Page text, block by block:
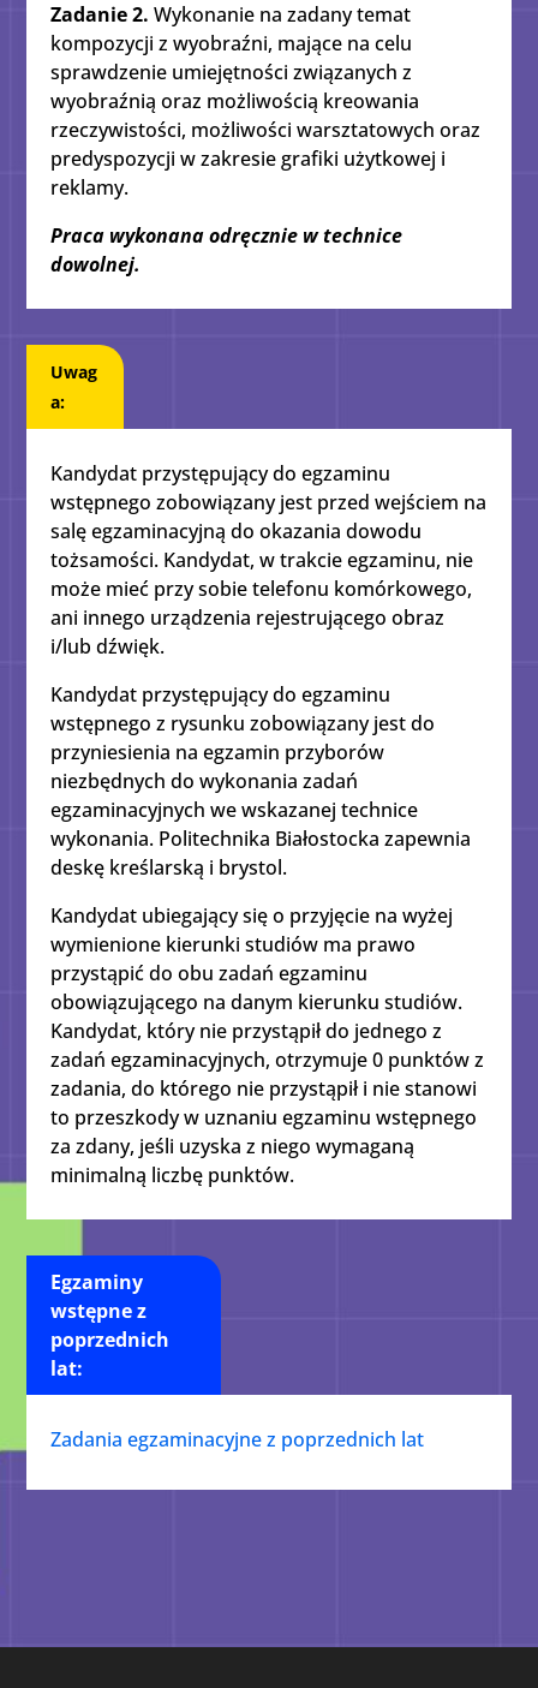
Zadanie 2. Wykonanie na zadany temat
kompozycji z wyobraźni, mające na celu
sprawdzenie umiejętności związanych z
wyobraźnią oraz możliwością kreowania
rzeczywistości, możliwości warsztatowych oraz
predyspozycji w zakresie grafiki użytkowej i
reklamy.
Praca wykonana odręcznie w technice
dowolnej.
Uwag
a:
Kandydat przystępujący do egzaminu
wstępnego zobowiązany jest przed wejściem na
salę egzaminacyjną do okazania dowodu
tożsamości. Kandydat, w trakcie egzaminu, nie
może mieć przy sobie telefonu komórkowego,
ani innego urządzenia rejestrującego obraz
i/lub dźwięk.
Kandydat przystępujący do egzaminu
wstępnego z rysunku zobowiązany jest do
przyniesienia na egzamin przyborów
niezbędnych do wykonania zadań
egzaminacyjnych we wskazanej technice
wykonania. Politechnika Białostocka zapewnia
deskę kreślarską i brystol.
Kandydat ubiegający się o przyjęcie na wyżej
wymienione kierunki studiów ma prawo
przystąpić do obu zadań egzaminu
obowiązującego na danym kierunku studiów.
Kandydat, który nie przystąpił do jednego z
zadań egzaminacyjnych, otrzymuje 0 punktów z
zadania, do którego nie przystąpił i nie stanowi
to przeszkody w uznaniu egzaminu wstępnego
za zdany, jeśli uzyska z niego wymaganą
minimalną liczbę punktów.
Egzaminy
wstępne z
poprzednich
lat:
Zadania egzaminacyjne z poprzednich lat